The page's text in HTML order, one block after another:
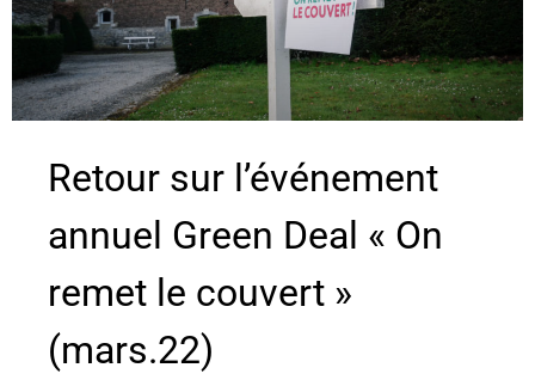
Retour sur l’événement
annuel Green Deal « On
remet le couvert »
(mars.22)